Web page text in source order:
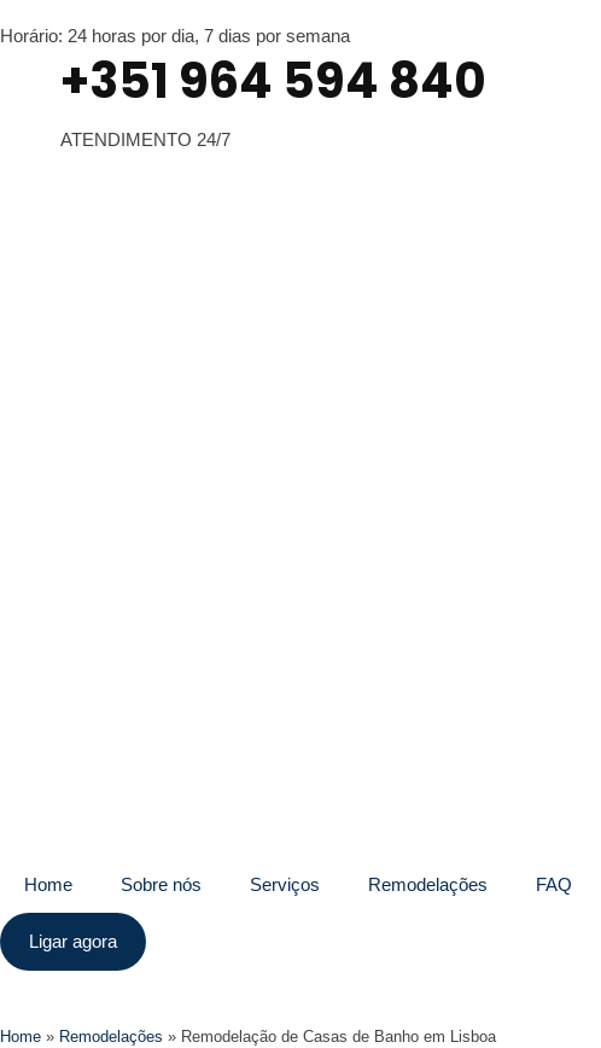
Horário: 24 horas por dia, 7 dias por semana
+351 964 594 840
ATENDIMENTO 24/7
Home Sobre nós Serviços Remodelações FAQ
Ligar agora
Home » Remodelações » Remodelação de Casas de Banho em Lisboa